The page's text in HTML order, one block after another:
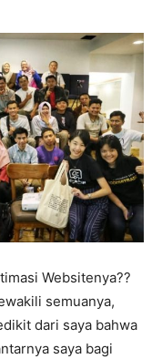
Websitenya??
semuanya,
dari saya bahwa
saya bagi